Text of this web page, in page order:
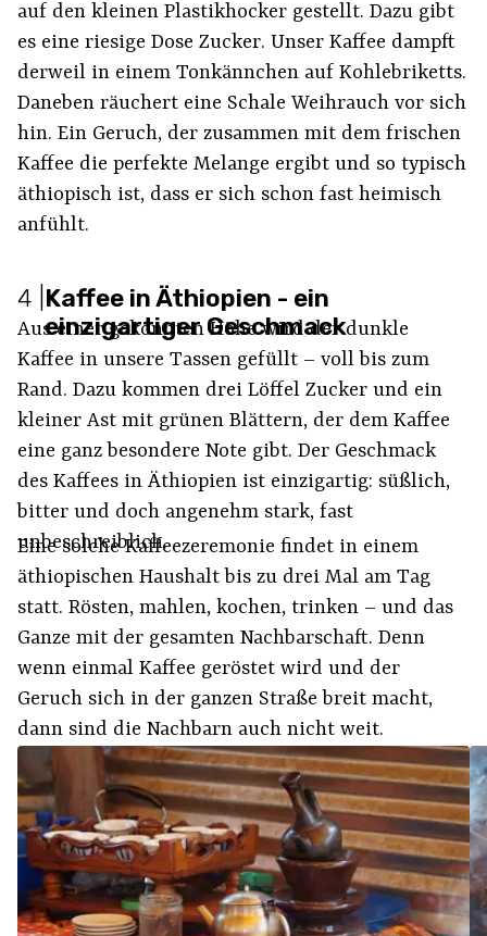
auf den kleinen Plastikhocker gestellt. Dazu gibt
es eine riesige Dose Zucker. Unser Kaffee dampft
derweil in einem Tonkännchen auf Kohlebriketts.
Daneben räuchert eine Schale Weihrauch vor sich
hin. Ein Geruch, der zusammen mit dem frischen
Kaffee die perfekte Melange ergibt und so typisch
äthiopisch ist, dass er sich schon fast heimisch
anfühlt.
4 Kaffee in Äthiopien - ein
einzigartiger Geschmack
Aus einer gekonnten Höhe wird der dunkle
Kaffee in unsere Tassen gefüllt – voll bis zum
Rand. Dazu kommen drei Löffel Zucker und ein
kleiner Ast mit grünen Blättern, der dem Kaffee
eine ganz besondere Note gibt. Der Geschmack
des Kaffees in Äthiopien ist einzigartig: süßlich,
bitter und doch angenehm stark, fast
unbeschreiblich.
Eine solche Kaffeezeremonie findet in einem
äthiopischen Haushalt bis zu drei Mal am Tag
statt. Rösten, mahlen, kochen, trinken – und das
Ganze mit der gesamten Nachbarschaft. Denn
wenn einmal Kaffee geröstet wird und der
Geruch sich in der ganzen Straße breit macht,
dann sind die Nachbarn auch nicht weit.